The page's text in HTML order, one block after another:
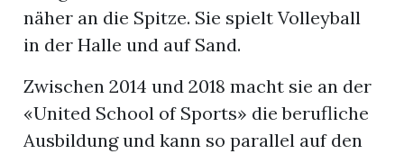
näher an die Spitze. Sie spielt Volleyball
in der Halle und auf Sand.
Zwischen 2014 und 2018 macht sie an der
«United School of Sports» die berufliche
Ausbildung und kann so parallel auf den